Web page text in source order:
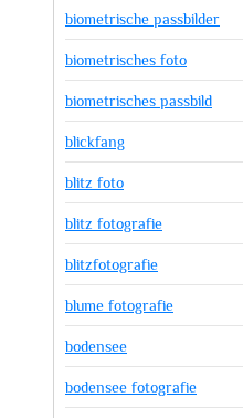
biometrische passbilder
biometrisches foto
biometrisches passbild
blickfang
blitz foto
blitz fotografie
blitzfotografie
blume fotografie
bodensee
bodensee fotografie